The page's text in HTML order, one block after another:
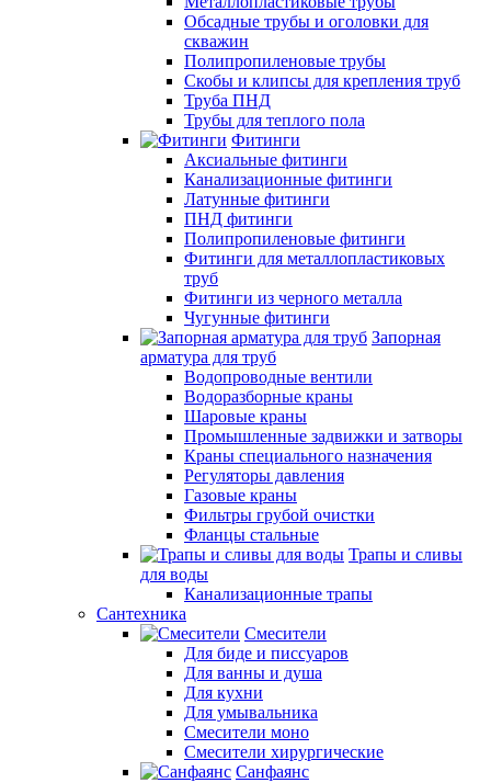
Обсадные трубы и оголовки для
скважин
Полипропиленовые трубы
Скобы и клипсы для крепления труб
Труба ПНД
Трубы для теплого пола
Фитинги
Аксиальные фитинги
Канализационные фитинги
Латунные фитинги
ПНД фитинги
Полипропиленовые фитинги
Фитинги для металлопластиковых
труб
Фитинги из черного металла
Чугунные фитинги
Запорная
арматура для труб
Водопроводные вентили
Водоразборные краны
Шаровые краны
Промышленные задвижки и затворы
Краны специального назначения
Регуляторы давления
Газовые краны
Фильтры грубой очистки
Фланцы стальные
Трапы и сливы
для воды
Канализационные трапы
Сантехника
Смесители
Для биде и писсуаров
Для ванны и душа
Для кухни
Для умывальника
Смесители моно
Смесители хирургические
Санфаянс